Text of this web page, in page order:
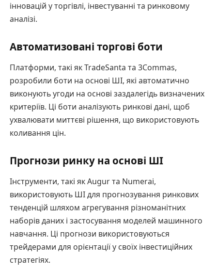
інновацій у торгівлі, інвестуванні та ринковому
аналізі.
Автоматизовані торгові боти
Платформи, такі як TradeSanta та 3Commas,
розробили боти на основі ШІ, які автоматично
виконують угоди на основі заздалегідь визначених
критеріїв. Ці боти аналізують ринкові дані, щоб
ухвалювати миттєві рішення, що використовують
коливання цін.
Прогнози ринку на основі ШІ
Інструменти, такі як Augur та Numerai,
використовують ШІ для прогнозування ринкових
тенденцій шляхом агрегування різноманітних
наборів даних і застосування моделей машинного
навчання. Ці прогнози використовуються
трейдерами для орієнтації у своїх інвестиційних
стратегіях.